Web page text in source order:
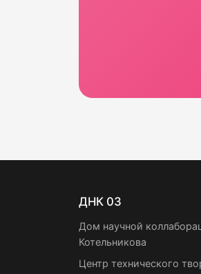
ДНК 03
Дом научной
Котельникова
Центр технического